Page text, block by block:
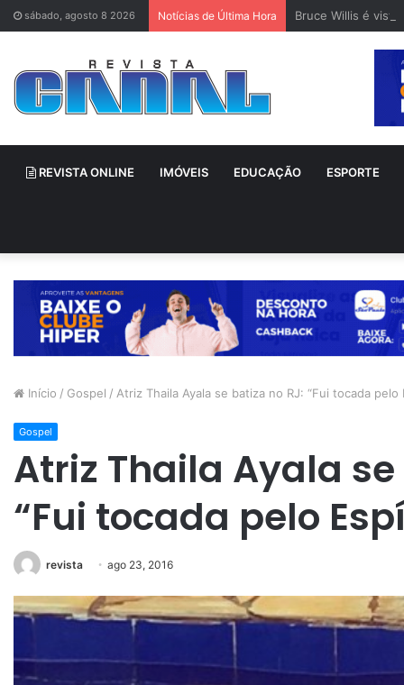
sábado, agosto 8 2026 Notícias de Última Hora Bruce Willis é
REVISTA ONLINE IMÓVEIS EDUCAÇÃO ESPORTE
Início / Gospel / Atriz Thaila Ayala se batiza no RJ: “Fui tocada pelo
Gospel
Atriz Thaila Ayala
“Fui tocada pelo
revista ago 23, 2016